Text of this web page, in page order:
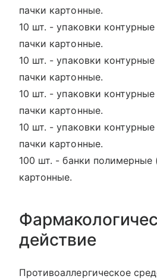
пачки картонные.
10 шт. - упаковки
пачки картонные.
10 шт. - упаковки
пачки картонные.
10 шт. - упаковки
пачки картонные.
10 шт. - упаковки
пачки картонные.
100 шт. - банки полимерные
картонные.
действие
Противоаллергическое